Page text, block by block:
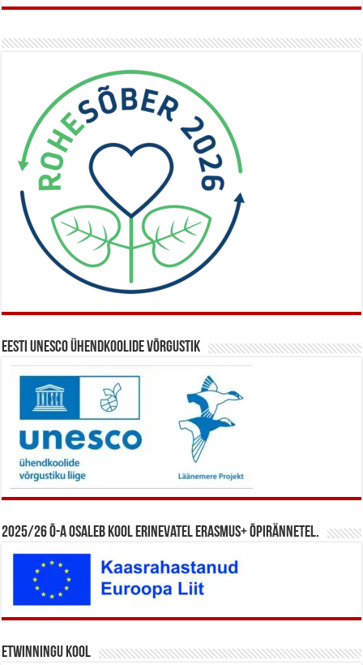
Eesti UNESCO ühendkoolide võrgustik
2025/26 õ-a osaleb kool erinevatel Erasmus+ õpirännetel.
eTwinningu kool